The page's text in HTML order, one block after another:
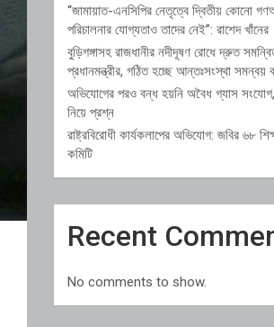
“জামায়াত-এনসিপির নেতৃত্বে দ্বিতীয় কোনো
পরিচালনার যোগ্যতাও তাদের নেই”: রাশেদ খাঁনের
বুড়িগঙ্গাসহ রাজধানীর নদীদূষণ রোধে দ্রুত সমন্বিত
প্রধানমন্ত্রীর, গঠিত হচ্ছে আন্তঃসংস্থা সমন্বয়
অভিযোগের পরও বন্ধ হয়নি অবৈধ গ্যাস
নিয়ে প্রশ্ন
রাষ্ট্রবিরোধী কার্যকলাপের অভিযোগ: জবির ৬৮
কমিটি
Recent
No comments to show.